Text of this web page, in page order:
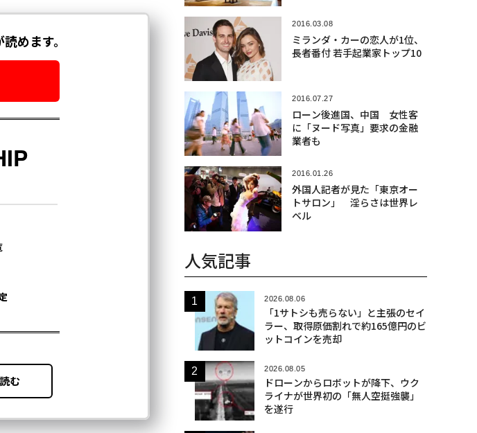
2016.03.08
ミランダ・カーの恋人が1位、
長者番付 若手起業家トップ10
2016.07.27
ローン後進国、中国 女性客
に「ヌード写真」要求の金融
業者も
2016.01.26
外国人記者が見た「東京オー
トサロン」 淫らさは世界レ
ベル
人気記事
2026.08.06
「1サトシも売らない」と主張のセイ
ラー、取得原価割れで約165億円のビ
ットコインを売却
2026.08.05
ドローンからロボットが降下、ウク
ライナが世界初の「無人空挺強襲」
を遂行